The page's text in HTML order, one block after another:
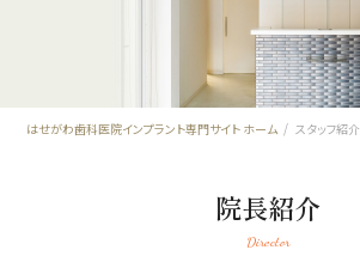
はせがわ歯科医院インプラント専門サイト ホーム スタッフ紹介
院長紹介
Director